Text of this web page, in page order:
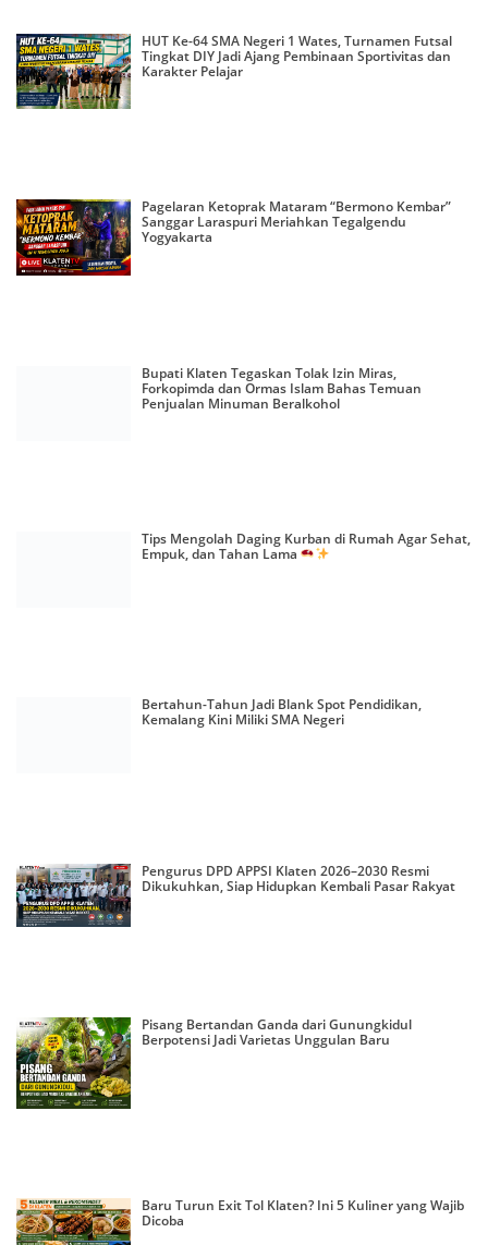
HUT Ke-64 SMA Negeri 1 Wates, Turnamen Futsal
Tingkat DIY Jadi Ajang Pembinaan Sportivitas dan
Karakter Pelajar
Pagelaran Ketoprak Mataram “Bermono Kembar”
Sanggar Laraspuri Meriahkan Tegalgendu
Yogyakarta
Bupati Klaten Tegaskan Tolak Izin Miras,
Forkopimda dan Ormas Islam Bahas Temuan
Penjualan Minuman Beralkohol
Tips Mengolah Daging Kurban di Rumah Agar Sehat,
Empuk, dan Tahan Lama
Bertahun-Tahun Jadi Blank Spot Pendidikan,
Kemalang Kini Miliki SMA Negeri
Pengurus DPD APPSI Klaten 2026–2030 Resmi
Dikukuhkan, Siap Hidupkan Kembali Pasar Rakyat
Pisang Bertandan Ganda dari Gunungkidul
Berpotensi Jadi Varietas Unggulan Baru
Baru Turun Exit Tol Klaten? Ini 5 Kuliner yang Wajib
Dicoba